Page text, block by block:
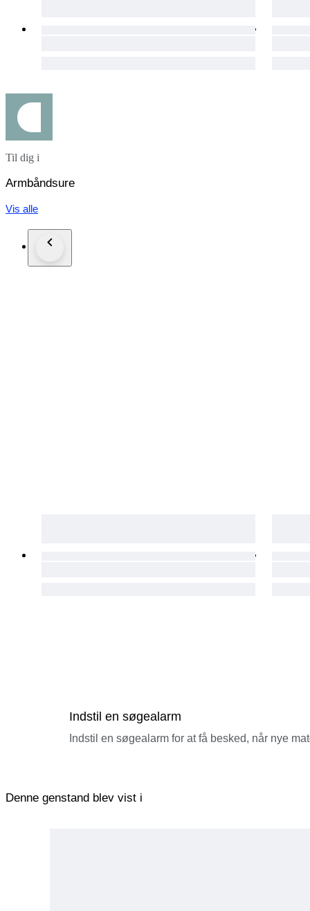
Til dig i
Armbåndsure
Vis alle
Indstil en søgealarm
Indstil en søgealarm for at få besked, når nye
Denne genstand blev vist i